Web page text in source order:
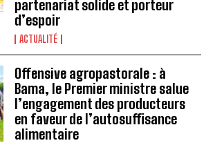
partenariat solide et porteur
d’espoir
ACTUALITÉ
Offensive agropastorale : à
Bama, le Premier ministre salue
l’engagement des producteurs
en faveur de l’autosuffisance
alimentaire